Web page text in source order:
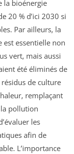
la bioénergie
20 % d’ici 2030 si
Par ailleurs, la
essentielle non
vert, mais aussi
été éliminés de
de culture
remplaçant
pollution
les
afin de
L’importance